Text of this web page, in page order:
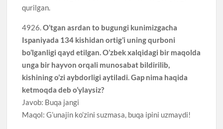
qurilgan.
4926.O’tgan asrdan to bugungi kunimizgacha
Ispaniyada 134 kishidan ortig’i uning qurboni
bo’lganligi qayd etilgan. O’zbek xalqidagi bir maqolda
unga bir hayvon orqali munosabat bildirilib,
kishining o’zi aybdorligi aytiladi. Gap nima haqida
ketmoqda deb o’ylaysiz?
Javob: Buqa jangi
Maqol: G’unajin ko’zini suzmasa, buqa ipini uzmaydi!